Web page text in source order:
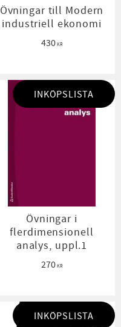
Övningar till Modern
industriell ekonomi
430KR
Övningar i
flerdimensionell
analys, uppl.1
270KR
INKÖPSLISTA
INKÖPSLISTA